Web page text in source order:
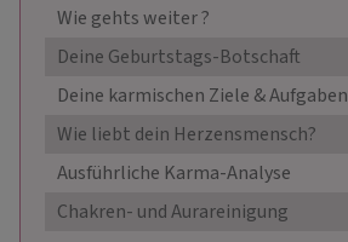
Wie gehts weiter ?
Deine Geburtstags-Botschaft
Deine karmischen Ziele & Aufgaben
Wie liebt dein Herzensmensch?
Ausführliche Karma-Analyse
Chakren- und Aurareinigung